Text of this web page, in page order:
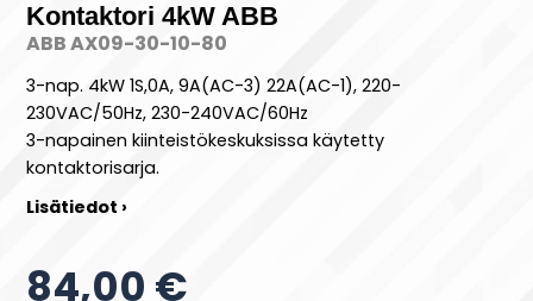
Kontaktori 4kW ABB
ABB AX09-30-10-80
3-nap. 4kW 1S,0A, 9A(AC-3) 22A(AC-1), 220-
230VAC/50Hz, 230-240VAC/60Hz
3-napainen kiinteistökeskuksissa käytetty
kontaktorisarja.
Lisätiedot ›
84,00 €